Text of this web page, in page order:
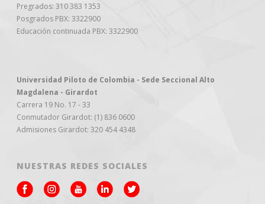
Pregrados: 310 383 1353
Posgrados PBX: 3322900
Educación continuada PBX: 3322900
Universidad Piloto de Colombia - Sede Seccional Alto
Magdalena - Girardot
Carrera 19 No. 17 - 33
Conmutador Girardot: (1) 836 0600
Admisiones Girardot: 320 454 4348
NUESTRAS REDES SOCIALES